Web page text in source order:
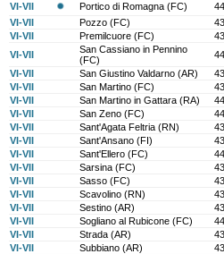
VI-VII
Portico di Romagna (FC)
VI-VII
Pozzo (FC)
VI-VII
Premilcuore (FC)
VI-VII
San Cassiano in Pennino
(FC)
VI-VII
San Giustino Valdarno (AR)
VI-VII
San Martino (FC)
VI-VII
San Martino in Gattara (RA)
VI-VII
San Zeno (FC)
VI-VII
Sant'Agata Feltria (RN)
VI-VII
Sant'Ansano (FI)
VI-VII
Sant'Ellero (FC)
VI-VII
Sarsina (FC)
VI-VII
Sasso (FC)
VI-VII
Scavolino (RN)
VI-VII
Sestino (AR)
VI-VII
Sogliano al Rubicone (FC)
VI-VII
Strada (AR)
VI-VII
Subbiano (AR)